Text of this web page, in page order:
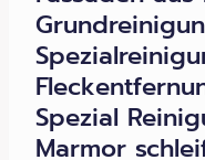
Spezial
Marmor